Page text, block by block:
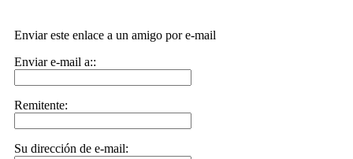
Enviar este enlace a un amigo por e-mail
Enviar e-mail a::
Remitente:
Su dirección de e-mail: